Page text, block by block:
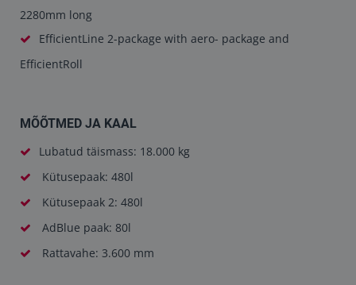
2280mm long
EfficientLine 2-package with aero- package and
EfficientRoll
MÕÕTMED JA KAAL
Lubatud täismass: 18.000 kg
Kütusepaak: 480l
Kütusepaak 2: 480l
AdBlue paak: 80l
Rattavahe: 3.600 mm